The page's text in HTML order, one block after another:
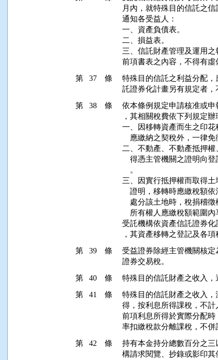
月內，就特殊目的信託之
通知各受益人：
一、資產負債表。
二、損益表。
三、信託財產管理及運用之
第 37 條 特殊目的信託之利益分配
第 38 條
依本條例規定申請核准或
，其相關稅費依下列規定辦
一、因移轉資產而生之印
應繳納之契稅外，一律
二、不動產、不動產抵押
得憑主管機關之證明向
    。
三、因實行抵押權而取得
證明，移轉時應繳稅額
處分該土地時，稅捐稽
所有權人應繳稅額範圍
受託機構依資產信託證券
第 39 條
受益證券除經主管機關核
第 40 條
第 41 條
特殊目的信託財產之收入
得，按利息所得課稅，不
前項利息所得於實際分配
第 42 條
持有本金持分總數百分之
構請求閱覽、抄錄或影印